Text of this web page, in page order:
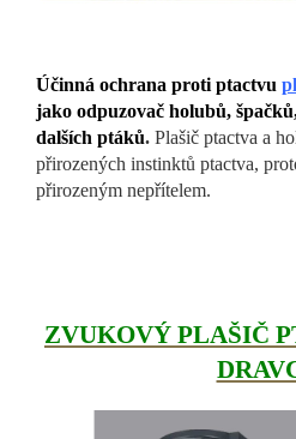
Účinná ochrana proti ptactvu
jako odpuzovač holubů,
dalších ptáků. Plašič ptactva a
přirozených instinktů ptactva,
přirozeným nepřítelem.
ZVUKOVÝ PLAŠIČ